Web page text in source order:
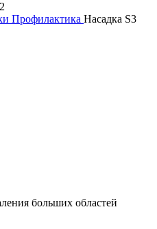
Профилактика Насадка S3
больших областей